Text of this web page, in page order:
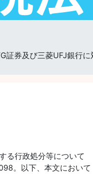
券及び三菱UFJ銀行に
る行政処分等について
。以下、本文におい